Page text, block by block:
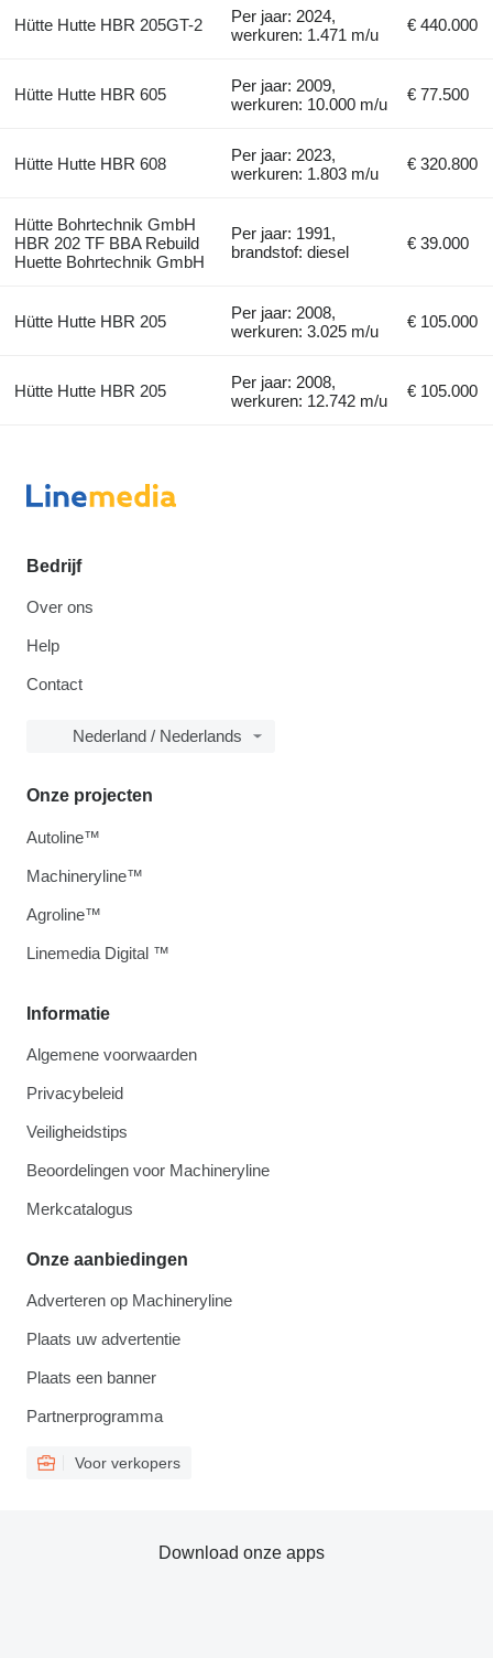
Hütte Hutte HBR 205GT-2
Per jaar: 2024,
werkuren: 1.471 m/u
€ 440.000
Hütte Hutte HBR 605
Per jaar: 2009,
werkuren: 10.000 m/u
€ 77.500
Hütte Hutte HBR 608
Per jaar: 2023,
werkuren: 1.803 m/u
€ 320.800
Hütte Bohrtechnik GmbH
HBR 202 TF BBA Rebuild
Huette Bohrtechnik GmbH
Per jaar: 1991,
brandstof: diesel
€ 39.000
Hütte Hutte HBR 205
Per jaar: 2008,
werkuren: 3.025 m/u
€ 105.000
Hütte Hutte HBR 205
Per jaar: 2008,
werkuren: 12.742 m/u
€ 105.000
Bedrijf
Over ons
Help
Contact
Nederland / Nederlands
Informatie
Algemene voorwaarden
Privacybeleid
Veiligheidstips
Beoordelingen voor Machineryline
Merkcatalogus
Onze aanbiedingen
Adverteren op Machineryline
Plaats uw advertentie
Plaats een banner
Partnerprogramma
Voor verkopers
Onze projecten
Autoline™
Machineryline™
Agroline™
Linemedia Digital ™
Download onze apps